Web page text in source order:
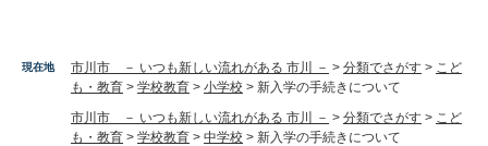
現在地 市川市 － いつも新しい流れがある 市川 － > 分類でさがす > こど
も・教育 > 学校教育 > 小学校 > 新入学の手続きについて
市川市 － いつも新しい流れがある 市川 － > 分類でさがす > こど
も・教育 > 学校教育 > 中学校 > 新入学の手続きについて